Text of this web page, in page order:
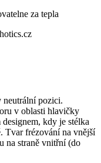
neutrální pozici.
v oblasti hlavičky
kdy je stélka
Tvar frézování na vnější
na straně vnitřní (do